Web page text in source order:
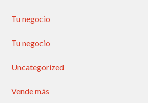
Tu negocio
Tu negocio
Uncategorized
Vende más